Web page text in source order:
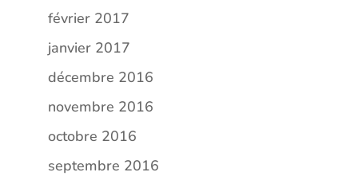
février 2017
janvier 2017
décembre 2016
novembre 2016
octobre 2016
septembre 2016